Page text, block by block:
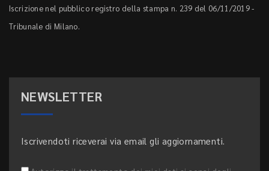
Iscrizione nel pubblico registro della stampa n. 239 del 06/11/2019 -
Tribunale di Milano.
NEWSLETTER
Iscrivendoti riceverai via email gli aggiornamenti.